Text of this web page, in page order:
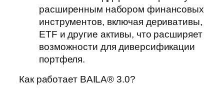
расширенным набором финансовых
инструментов, включая деривативы,
ETF и другие активы, что расширяет
возможности для диверсификации
портфеля.
Как работает BAILA® 3.0?